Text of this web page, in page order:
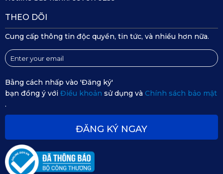
THEO DÕI
Cung cấp thông tin độc quyền, tin tức, và nhiều hơn nữa.
Bằng cách nhấp vào 'Đăng ký'
bạn đồng ý với Điều khoản sử dụng và Chính sách bảo mật
.
ĐĂNG KÝ NGAY